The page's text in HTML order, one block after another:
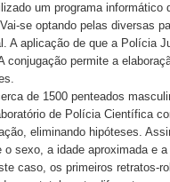
um programa informático
se optando pelas diversas
A aplicação de que a Polícia
conjugação permite a
de 1500 penteados
de Polícia Científica
eliminando hipóteses.
o sexo, a idade aproximada e a
caso, os primeiros retratos-